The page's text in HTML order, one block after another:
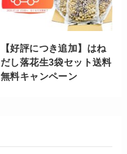
【好評につき追加】はね
だし落花生3袋セット送料
無料キャンペーン